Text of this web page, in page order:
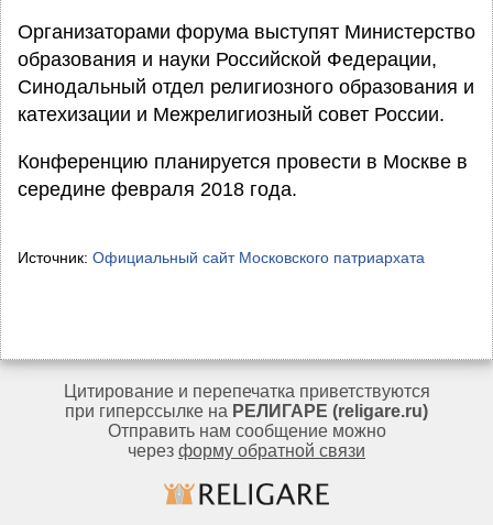
Организаторами форума выступят Министерство
образования и науки Российской Федерации,
Синодальный отдел религиозного образования и
катехизации и Межрелигиозный совет России.
Конференцию планируется провести в Москве в
середине февраля 2018 года.
Источник: Официальный сайт Московского патриархата
Цитирование и перепечатка приветствуются
при гиперссылке на РЕЛИГАРЕ (religare.ru)
Отправить нам сообщение можно
через форму обратной связи